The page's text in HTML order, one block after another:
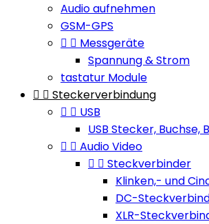
Audio aufnehmen
GSM-GPS
  Messgeräte
Spannung & Strom
tastatur Module
  Steckerverbindung
  USB
USB Stecker,
  Audio Video
  Steckverbinder
Klinken,- und
DC-
XLR-